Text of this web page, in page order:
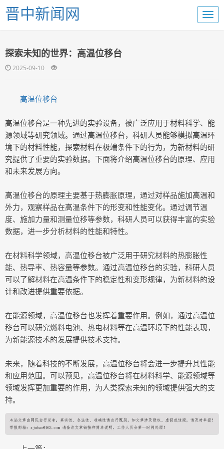
晋中新闻网
探索未知的世界：高温位移台
2025-09-10
高温位移台
高温位移台是一种先进的实验设备，被广泛应用于材料科学、能
源领域等研究领域。通过高温位移台，科研人员能够模拟高温环
境下的材料性能，探索材料在极端条件下的行为，为新材料的研
究提供了重要的实验数据。下面将介绍高温位移台的原理、应用
和未来发展方向。
高温位移台的原理主要基于热膨胀原理，通过对样品施加高温和
外力，观察样品在高温条件下的形变和性能变化。通过调节温
度、施加力量和测量位移等参数，科研人员可以获得丰富的实验
数据，进一步分析材料的性能和特性。
在材料科学领域，高温位移台被广泛用于研究材料的热膨胀性
能、热导率、热容量等参数。通过高温位移台的实验，科研人员
可以了解材料在高温条件下的稳定性和变形规律，为新材料的设
计和改进提供重要依据。
在能源领域，高温位移台也发挥着重要作用。例如，通过高温位
移台可以研究燃料电池、热电材料等在高温环境下的性能表现，
为新能源技术的发展提供技术支持。
未来，随着科技的不断发展，高温位移台将会进一步提升其性能
和应用范围。可以预见，高温位移台将在材料科学、能源领域等
领域发挥更加重要的作用，为人类探索未知的领域提供强大的支
持。